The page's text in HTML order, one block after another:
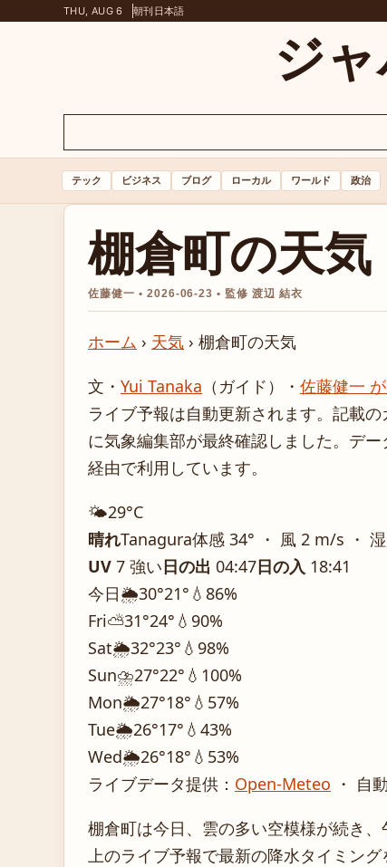
THU, AUG 6 朝刊 日本語
ジ
テック ビジネス ブログ ローカル ワールド 政治
棚倉町の天気
佐藤健一 • 2026-06-23 • 監修 渡辺 結衣
ホーム › 天気 › 棚倉町の天気
文・ Yui Tanaka （ガイド） ・ 佐藤健一
ライブ予報は自動更新されます。記載
に気象編集部が最終確認しました。デ
経由で利用しています。
🌤️29°C
晴れTanagura体感 34° ・ 風 2 m/s ・
UV 7 強い日の出 04:47日の入 18:41
今日🌦️30°21° 💧86%
Fri⛅31°24° 💧90%
Sat🌦️32°23° 💧98%
Sun⛈️27°22° 💧100%
Mon🌦️27°18° 💧57%
Tue🌦️26°17° 💧43%
Wed🌦️26°18° 💧53%
ライブデータ提供： Open-Meteo ・ 自
棚倉町は今日、雲の多い空模様が続き
上のライブ予報で最新の降水タイミング